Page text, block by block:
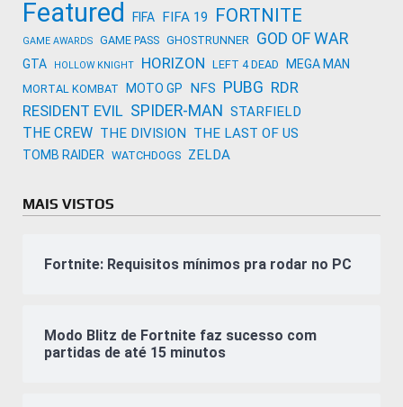
Featured FIFA FIFA 19 FORTNITE
GAME AWARDS GAME PASS GHOSTRUNNER GOD OF WAR
GTA HOLLOW KNIGHT HORIZON LEFT 4 DEAD MEGA MAN
MORTAL KOMBAT MOTO GP NFS PUBG RDR
RESIDENT EVIL SPIDER-MAN STARFIELD
THE CREW THE DIVISION THE LAST OF US
TOMB RAIDER WATCHDOGS ZELDA
MAIS VISTOS
Fortnite: Requisitos mínimos pra rodar no PC
Modo Blitz de Fortnite faz sucesso com
partidas de até 15 minutos